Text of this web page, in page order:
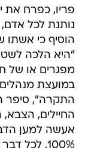
פריו, כפרח את
נותנת לכל
הוסיף כי אשתו
"היא הלכה
מפגרים או של
במועצת
התקרה", סיפר
החיילים, הצבא,
אעשה למען
100%. לכל דבר אחר  לא בא בחשבון".